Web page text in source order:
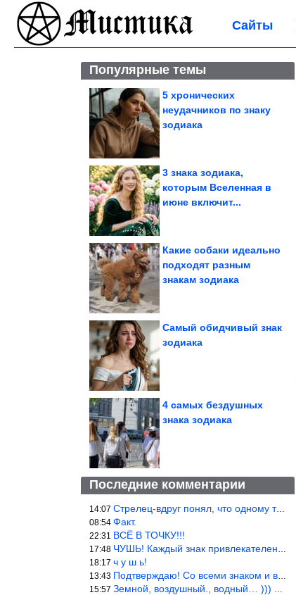
Сайты
Популярные темы
5 хронических
неудачников по знаку
зодиака
3 знака зодиака,
которым Вселенная в
июне включит...
Какие собаки идеально
подходят разным
знакам зодиака
Самый обидчивый знак
зодиака
4 самых бездушных
знака зодиака
Последние комментарии
14:07 Стрелец-вдруг понял, что одному то и жить легче.
08:54 Факт.
22:31 ВСЁ В ТОЧКУ!!!
17:48 ЧУШЬ! Каждый знак привлекателен! И среди Весов, Близнецов встреч
18:17 ч у ш ь!
13:43 Подтверждаю! Со всеми знаком и все одиноки и Я )))
15:57 Земной, воздушный., водный… ))) выбери сам трех из 9 )))